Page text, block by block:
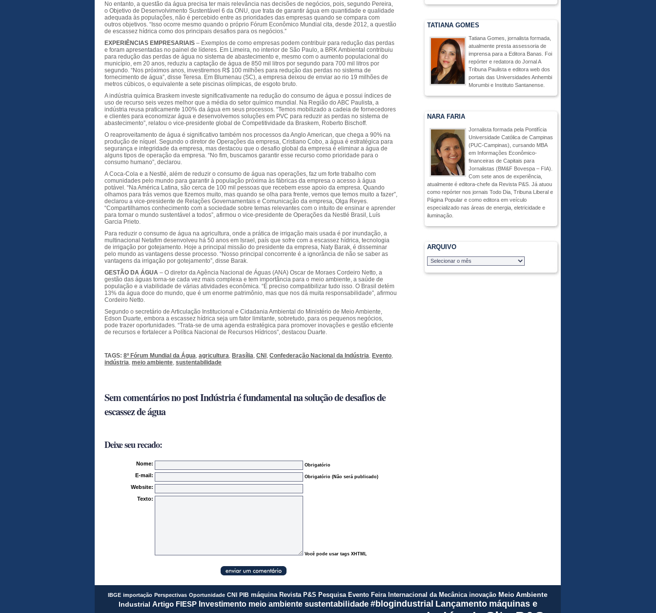
No entanto, a questão da água precisa ter mais relevância nas decisões de negócios, pois, segundo Pereira,
o Objetivo de Desenvolvimento Sustentável 6 da ONU, que trata de garantir água em quantidade e qualidade
adequada às populações, não é percebido entre as prioridades das empresas quando se compara com
outros objetivos. “Isso ocorre mesmo quando o próprio Fórum Econômico Mundial cita, desde 2012, a questão
de escassez hídrica como dos principais desafios para os negócios.”
EXPERIÊNCIAS EMPRESARIAIS – Exemplos de como empresas podem contribuir para redução das perdas
e foram apresentadas no painel de líderes. Em Limeira, no interior de São Paulo, a BRK Ambiental contribuiu
para redução das perdas de água no sistema de abastecimento e, mesmo com o aumento populacional do
município, em 20 anos, reduziu a captação de água de 850 mil litros por segundo para 700 mil litros por
segundo. “Nos próximos anos, investiremos R$ 100 milhões para redução das perdas no sistema de
fornecimento de água”, disse Teresa. Em Blumenau (SC), a empresa deixou de enviar ao rio 19 milhões de
metros cúbicos, o equivalente a sete piscinas olímpicas, de esgoto bruto.
A indústria química Braskem investe significativamente na redução do consumo de água e possui índices de
uso de recurso seis vezes melhor que a média do setor químico mundial. Na Região do ABC Paulista, a
indústria reusa praticamente 100% da água em seus processos. “Temos mobilizado a cadeia de fornecedores
e clientes para economizar água e desenvolvemos soluções em PVC para reduzir as perdas no sistema de
abastecimento”, relatou o vice-presidente global de Competitividade da Braskem, Roberto Bischoff.
O reaproveitamento de água é significativo também nos processos da Anglo American, que chega a 90% na
produção de níquel. Segundo o diretor de Operações da empresa, Cristiano Cobo, a água é estratégica para
segurança e integridade da empresa, mas destacou que o desafio global da empresa é eliminar a água de
alguns tipos de operação da empresa. “No fim, buscamos garantir esse recurso como prioridade para o
consumo humano”, declarou.
A Coca-Cola e a Nestlé, além de reduzir o consumo de água nas operações, faz um forte trabalho com
comunidades pelo mundo para garantir à população próxima às fábricas da empresa o acesso à água
potável. “Na América Latina, são cerca de 100 mil pessoas que recebem esse apoio da empresa. Quando
olhamos para trás vemos que fizemos muito, mas quando se olha para frente, vemos que temos muito a fazer”,
declarou a vice-presidente de Relações Governamentais e Comunicação da empresa, Olga Reyes.
“Compartilhamos conhecimento com a sociedade sobre temas relevantes com o intuito de ensinar e aprender
para tornar o mundo sustentável a todos”, afirmou o vice-presidente de Operações da Nestlé Brasil, Luís
Garcia Prieto.
Para reduzir o consumo de água na agricultura, onde a prática de irrigação mais usada é por inundação, a
multinacional Netafim desenvolveu há 50 anos em Israel, país que sofre com a escassez hídrica, tecnologia
de irrigação por gotejamento. Hoje a principal missão do presidente da empresa, Naty Barak, é disseminar
pelo mundo as vantagens desse processo. “Nosso principal concorrente é a ignorância de não se saber as
vantagens da irrigação por gotejamento”, disse Barak.
GESTÃO DA ÁGUA – O diretor da Agência Nacional de Águas (ANA) Oscar de Moraes Cordeiro Netto, a
gestão das águas torna-se cada vez mais complexa e tem importância para o meio ambiente, a saúde de
população e a viabilidade de várias atividades econômica. “É preciso compatibilizar tudo isso. O Brasil detém
13% da água doce do mundo, que é um enorme patrimônio, mas que nos dá muita responsabilidade”, afirmou
Cordeiro Netto.
Segundo o secretário de Articulação Institucional e Cidadania Ambiental do Ministério de Meio Ambiente,
Edson Duarte, embora a escassez hídrica seja um fator limitante, sobretudo, para os pequenos negócios,
pode trazer oportunidades. “Trata-se de uma agenda estratégica para promover inovações e gestão eficiente
de recursos e fortalecer a Política Nacional de Recursos Hídricos”, destacou Duarte.
TAGS: 8º Fórum Mundial da Água, agricultura, Brasília, CNI , Confederação Nacional da Indústria, Evento,
indústria, meio ambiente, sustentabilidade
TATIANA GOMES
Tatiana Gomes, jornalista formada,
atualmente presta assessoria de
imprensa para a Editora Banas. Foi
repórter e redatora do Jornal A
Tribuna Paulista e editora web dos
portais das Universidades Anhembi
Morumbi e Instituto Santanense.
NARA FARIA
Jornalista formada pela Pontifícia
Universidade Católica de Campinas
(PUC-Campinas), cursando MBA
em Informações Econômico-
financeiras de Capitais para
Jornalistas (BM&F Bovespa – FIA).
Com sete anos de experiência,
atualmente é editora-chefe da Revista P&S. Já atuou
como repórter nos jornais Todo Dia, Tribuna Liberal e
Página Popular e como editora em veículo
especializado nas áreas de energia, eletricidade e
iluminação.
ARQUIVO
Sem comentários no post Indústria é fundamental na solução de desafios de
escassez de água
Deixe seu recado:
Nome: Obrigatório
E-mail: Obrigatório (Não será publicado)
Website:
Texto:
Você pode usar tags XHTML
IBGE importação Perspectivas Oportunidade CNI PIB máquina Revista P&S Pesquisa Evento Feira Internacional da Mecânica inovação Meio Ambiente
Industrial Artigo FIESP Investimento meio ambiente sustentabilidade #blogindustrial Lançamento máquinas e